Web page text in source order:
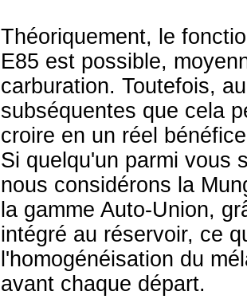
Théoriquement, le
E85 est possible,
carburation. Toutefois,
subséquentes que cela
croire en un réel
Si quelqu'un parmi vous
nous considérons la
la gamme Auto-Union,
intégré au réservoir, ce
l'homogénéisation du
avant chaque départ.